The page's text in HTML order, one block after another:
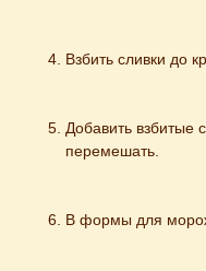
Взбить сливки до
Добавить взбитые
перемешать.
В формы для